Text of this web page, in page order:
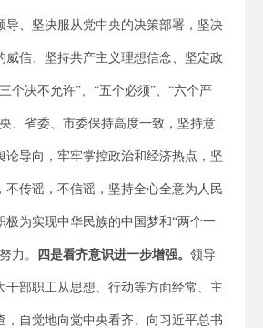
导、坚决服从党中央的决策部署，坚决
威信、坚持共产主义理想信念、坚定政
个决不允许”、“五个必须”、“六个严
、省委、市委保持高度一致，坚持意
论导向，牢牢掌控政治和经济热点，坚
不传谣，不信谣，坚持全心全意为人民
极为实现中华民族的中国梦和“两个一
力。 四是看齐意识进一步增强。 领导
干部职工从思想、行动等方面经常、主
，自觉地向党中央看齐、向习近平总书